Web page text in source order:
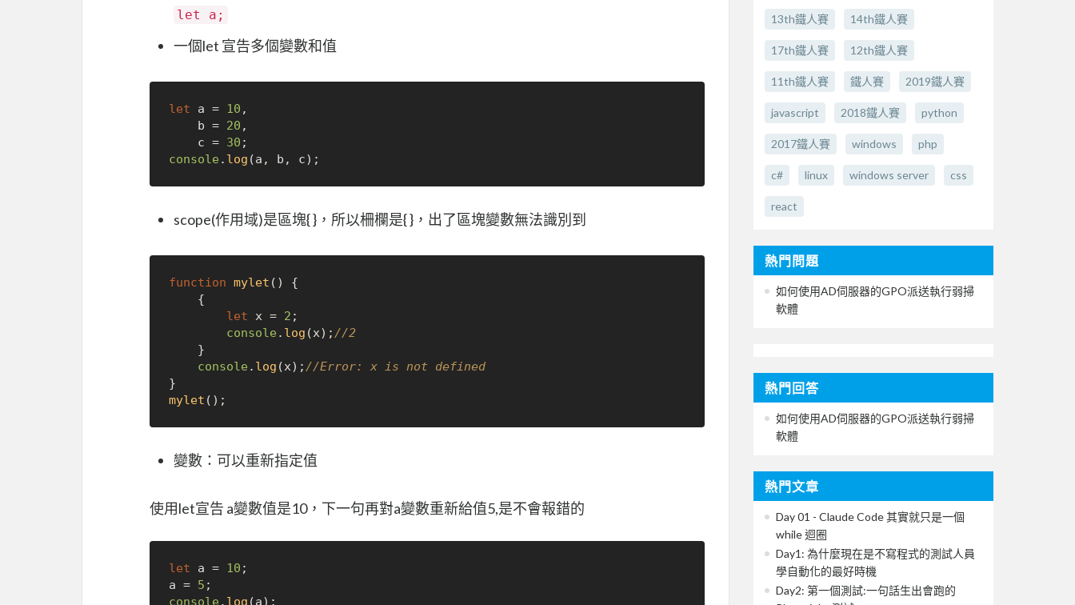
let a;
一個let 宣告多個變數和值
let a = 10 ,
    b =
20 ,
    c =
30
console . log
scope(作用域)是區塊{ }，所以柵欄是{ }，出了區塊變數無法識別到
function mylet ( ) {
let x = 2 ;
console . log (x); //2
console . log (x); //Error: x is not defined
mylet
變數：可以重新指定值
使用let宣告 a變數值是10，下一句再對a變數重新給值5,是不會報錯的
let a = 10 ;
a = 5
console . log
13th鐵人賽 14th鐵人賽
17th鐵人賽 12th鐵人賽
11th鐵人賽 鐵人賽 2019鐵人賽
javascript 2018鐵人賽 python
2017鐵人賽 windows php
c# linux windows server css
react
熱門問題
如何使用AD伺服器的GPO派送執行弱掃
軟體
熱門回答
如何使用AD伺服器的GPO派送執行弱掃
軟體
熱門文章
Day 01 - Claude Code 其實就只是一個
while 迴圈
Day1: 為什麼現在是不寫程式的測試人員
學自動化的最好時機
Day2: 第一個測試:一句話生出會跑的